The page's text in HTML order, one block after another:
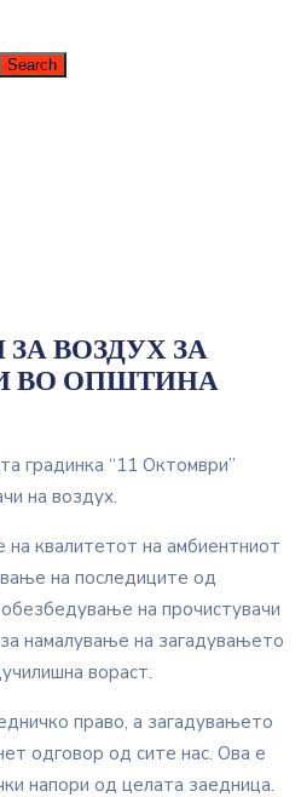
ВОЗДУХ ЗА
ВО ОПШТИНА
градинка “11 Октомври”
на воздух.
квалитетот на амбиентниот
на последиците од
на прочистувачи
намалување на загадувањето
вораст.
право, а загадувањето
одговор од сите нас. Ова е
напори од целата заедница.